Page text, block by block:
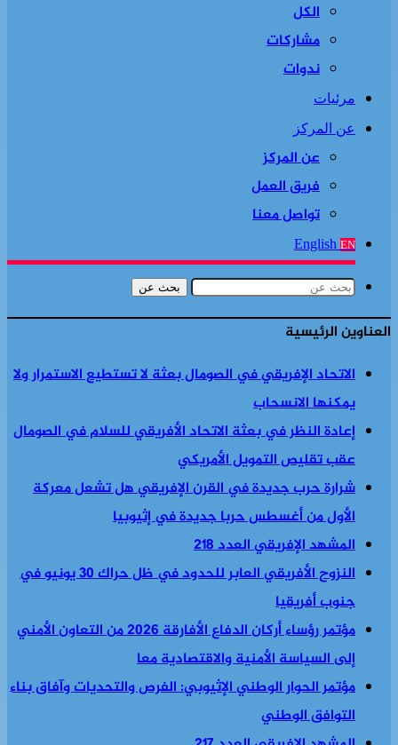
الكل
مشاركات
ندوات
مرئيات
عن المركز
عن المركز
فريق العمل
تواصل معنا
English EN
بحث عن
العناوين الرئيسية
الاتحاد الإفريقي في الصومال بعثة لا تستطيع الاستمرار ولا
يمكنها الانسحاب
إعادة النظر في بعثة الاتحاد الأفريقي للسلام في الصومال
عقب تقليص التمويل الأمريكي
شرارة حرب جديدة في القرن الإفريقي هل تشعل معركة
الأول من أغسطس حربا جديدة في إثيوبيا
المشهد الإفريقي العدد 218
النزوح الأفريقي العابر للحدود في ظل حراك 30 يونيو في
جنوب أفريقيا
مؤتمر رؤساء أركان الدفاع الأفارقة 2026 من التعاون الأمني
إلى السياسة الأمنية والاقتصادية معا
مؤتمر الحوار الوطني الإثيوبي: الفرص والتحديات وآفاق بناء
التوافق الوطني